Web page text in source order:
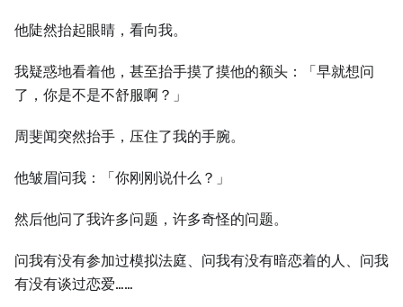
他陡然抬起眼睛，看向我。
我疑惑地看着他，甚至抬手摸了摸他的额头：「早就想问
了，你是不是不舒服啊？」
周斐闻突然抬手，压住了我的手腕。
他皱眉问我：「你刚刚说什么？」
然后他问了我许多问题，许多奇怪的问题。
问我有没有参加过模拟法庭、问我有没有暗恋着的人、问我
有没有谈过恋爱……